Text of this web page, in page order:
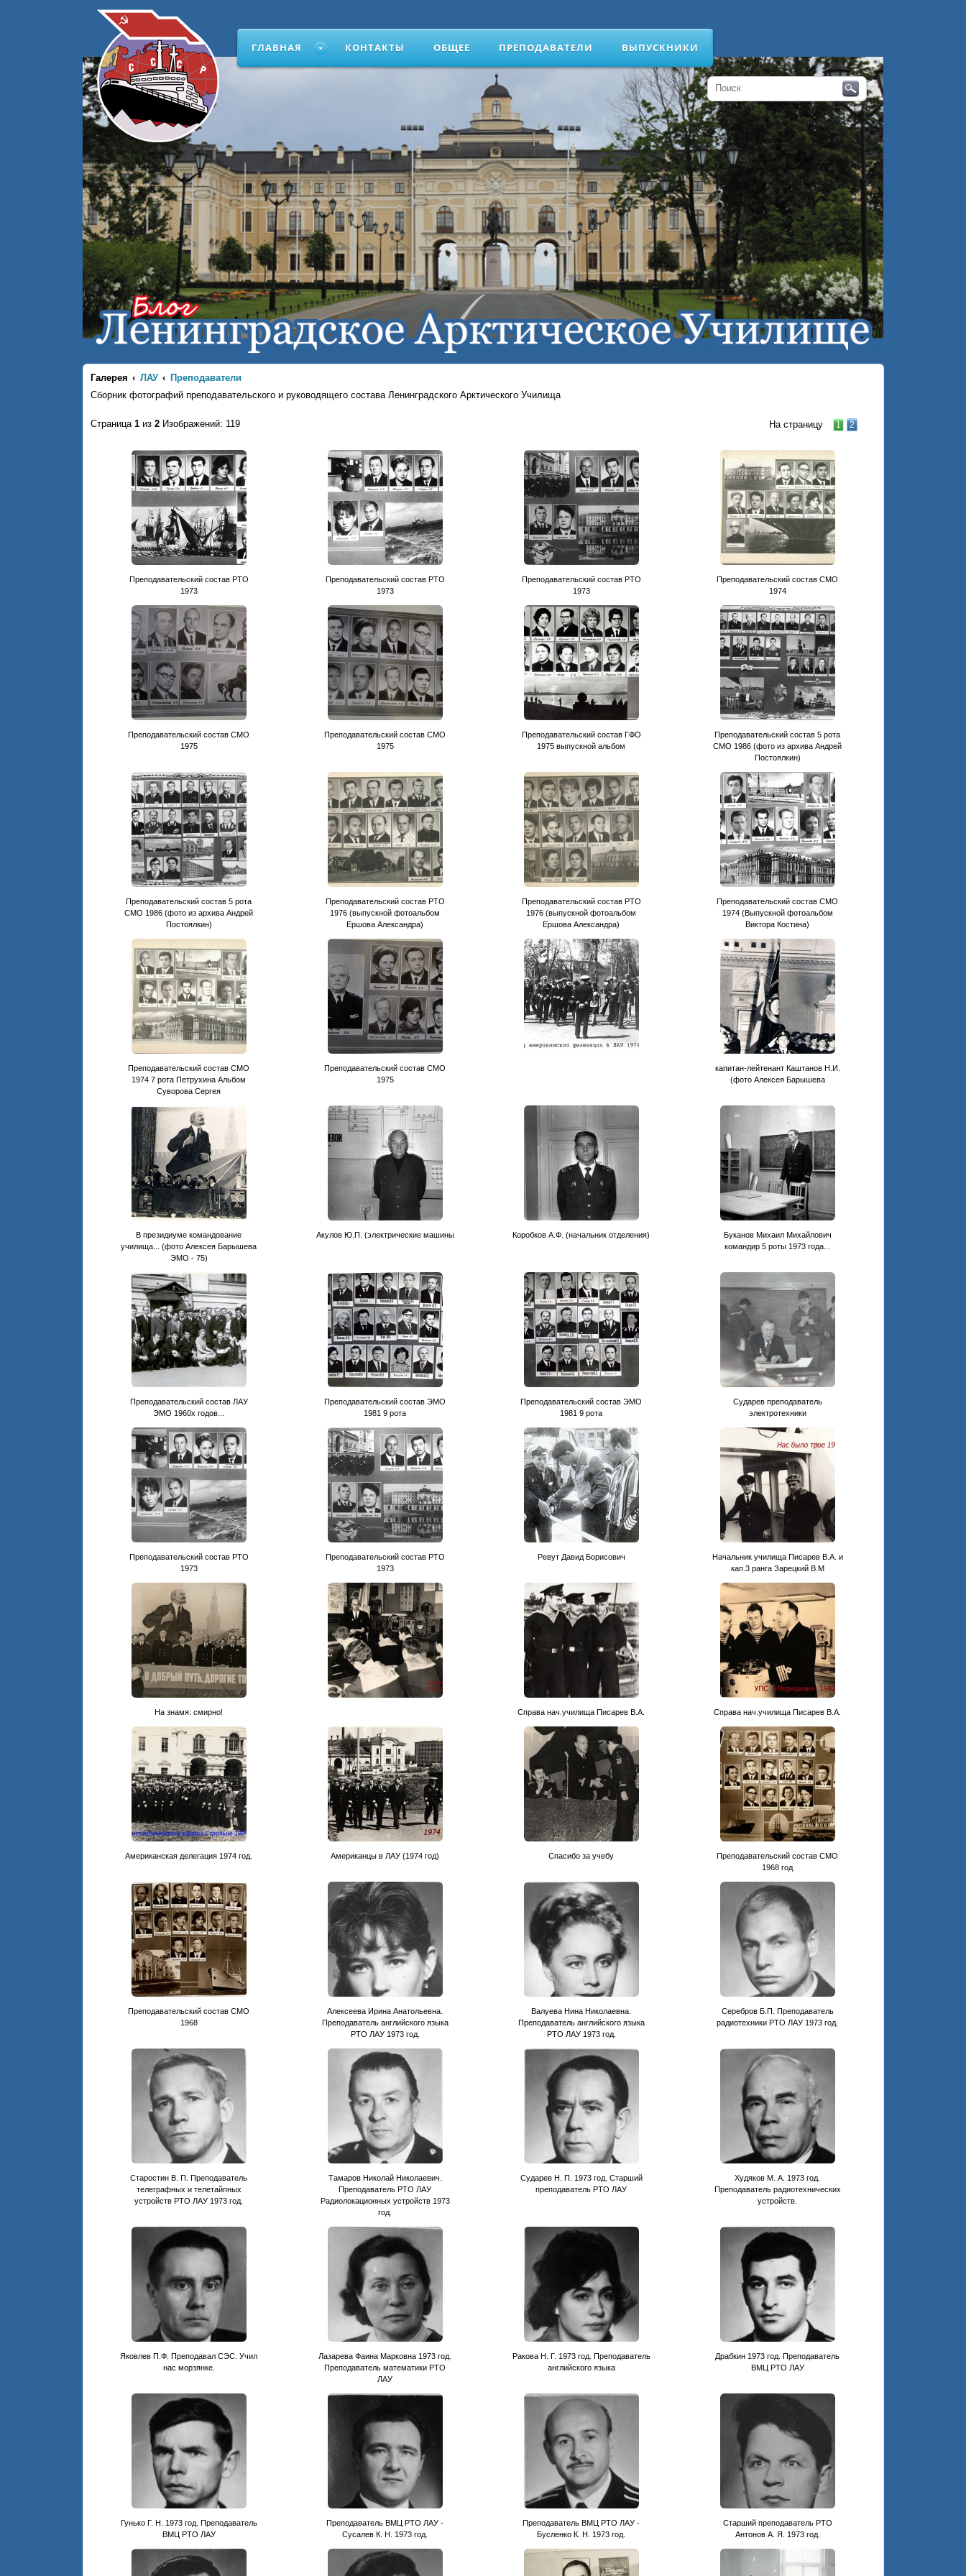
ГЛАВНАЯ КОНТАКТЫ ОБЩЕЕ ПРЕПОДАВАТЕЛИ ВЫПУСКНИКИ
Галерея ЛАУ
Преподаватели
Сборник фотографий преподавательского и руководящего состава Ленинградского Арктического Училища
Страница 1из 2Изображений: 119 На страницу 1 2
Преподавательский состав РТО
1973
Преподавательский состав РТО
1973
Преподавательский состав РТО
1973
Преподавательский состав СМО
1974
Преподавательский состав CМО
1975
Преподавательский состав СМО
1975
Преподавательский состав ГФО
1975 выпускной альбом
Преподавательский состав 5 рота
СМО 1986 (фото из архива Андрей
Постоялкин)
Преподавательский состав 5 рота
СМО 1986 (фото из архива Андрей
Постоялкин)
Преподавательский состав РТО
1976 (выпускной фотоальбом
Ершова Александра)
Преподавательский состав РТО
1976 (выпускной фотоальбом
Ершова Александра)
Преподавательский состав СМО
1974 (Выпускной фотоальбом
Виктора Костина)
Преподавательский состав СМО
1974 7 рота Петрухина Альбом
Суворова Сергея
Преподавательский состав CМО
1975
капитан-лейтенант Каштанов Н.И.
(фото Алексея Барышева
В президиуме командование
училища... (фото Алексея Барышева
ЭМО - 75)
Акулов Ю.П. (электрические машины Коробков А.Ф. (начальник отделения)
Буканов Михаил Михайлович
командир 5 роты 1973 года...
Преподавательский состав ЛАУ
ЭМО 1960х годов...
Преподавательский состав ЭМО
1981 9 рота
Преподавательский состав ЭМО
1981 9 рота
Сударев преподаватель
электротехники
Преподавательский состав РТО
1973
Преподавательский состав РТО
1973
Ревут Давид Борисович
Начальник училища Писарев В.А. и
кап.3 ранга Зарецкий В.М
На знамя: смирно! Справа нач.училища Писарев В.А. Cправа нач.училища Писарев В.А.
Американская делегация 1974 год. Американцы в ЛАУ (1974 год) Спасибо за учебу
Преподавательский состав СМО
1968 год
Преподавательский состав СМО
1968
Алексеева Ирина Анатольевна.
Преподаватель английского языка
РТО ЛАУ 1973 год.
Валуева Нина Николаевна.
Преподаватель английского языка
РТО ЛАУ 1973 год.
Серебров Б.П. Преподаватель
радиотехники РТО ЛАУ 1973 год.
Старостин В. П. Преподаватель
телеграфных и телетайпных
устройств РТО ЛАУ 1973 год.
Тамаров Николай Николаевич.
Преподаватель РТО ЛАУ
Радиолокационных устройств 1973
год.
Сударев Н. П. 1973 год. Старший
преподаватель РТО ЛАУ
Худяков М. А. 1973 год.
Преподаватель радиотехнических
устройств.
Яковлев П.Ф. Преподавал СЭС. Учил
нас морзянке.
Лазарева Фаина Марковна 1973 год.
Преподаватель математики РТО
ЛАУ
Ракова Н. Г. 1973 год. Преподаватель
английского языка
Драбкин 1973 год. Преподаватель
ВМЦ РТО ЛАУ
Гунько Г. Н. 1973 год. Преподаватель
ВМЦ РТО ЛАУ
Преподаватель ВМЦ РТО ЛАУ -
Сусалев К. Н. 1973 год.
Преподаватель ВМЦ РТО ЛАУ -
Бусленко К. Н. 1973 год.
Старший преподаватель РТО
Антонов А. Я. 1973 год.